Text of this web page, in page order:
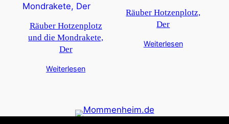
Räuber Hotzenplotz
und die Mondrakete,
Der
Weiterlesen
Räuber Hotzenplotz,
Der
Weiterlesen